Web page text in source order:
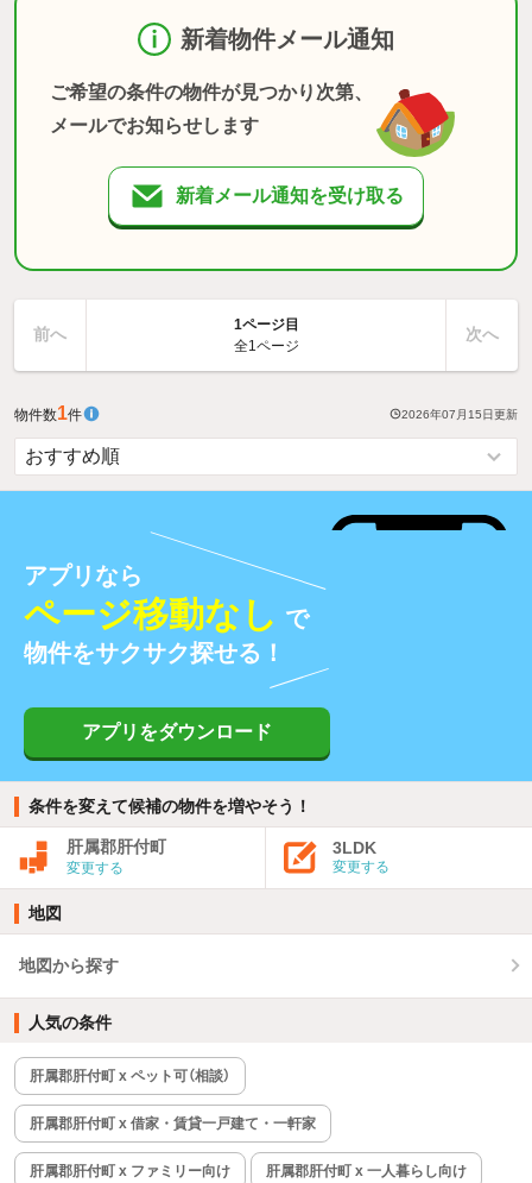
新着物件メール通知
ご希望の条件の物件が見つかり次第、
メールでお知らせします
新着メール通知を受け取る
前へ
1ページ目
全1ページ
次へ
物件数1件 2026年07月15日更新
アプリなら
ページ移動なし で
物件をサクサク探せる！
アプリをダウンロード
条件を変えて候補の物件を増やそう！
肝属郡肝付町
変更する
3LDK
変更する
地図
地図から探す
人気の条件
肝属郡肝付町 x ペット可（相談）
肝属郡肝付町 x 借家・賃貸一戸建て・一軒家
肝属郡肝付町 x ファミリー向け 肝属郡肝付町 x 一人暮らし向け